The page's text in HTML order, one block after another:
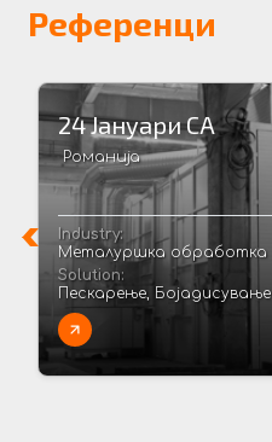
Референци
24 Јануари СА
Романија
Industry:
Металуршка обработка
Solution:
Пескарење, Бојадисување